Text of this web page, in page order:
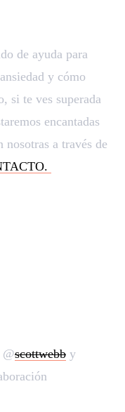
de ayuda para
y cómo
si te ves superada
encantadas
nosotras a través de
@scottwebb y